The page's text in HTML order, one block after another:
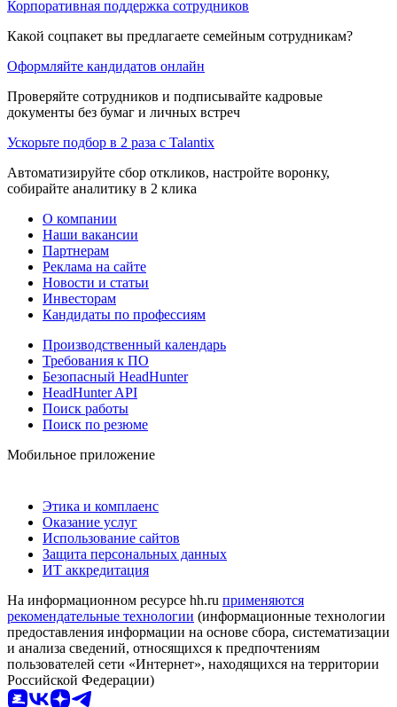
Корпоративная поддержка сотрудников
Какой соцпакет вы предлагаете семейным сотрудникам?
Оформляйте кандидатов онлайн
Проверяйте сотрудников и подписывайте кадровые
документы без бумаг и личных встреч
Ускорьте подбор в 2 раза с Talantix
Автоматизируйте сбор откликов, настройте воронку,
собирайте аналитику в 2 клика
О компании
Наши вакансии
Партнерам
Реклама на сайте
Новости и статьи
Инвесторам
Кандидаты по профессиям
Производственный календарь
Требования к ПО
Безопасный HeadHunter
HeadHunter API
Поиск работы
Поиск по резюме
Мобильное приложение
Этика и комплаенс
Оказание услуг
Использование сайтов
Защита персональных данных
ИТ аккредитация
На информационном ресурсе hh.ru применяются
рекомендательные технологии (информационные технологии
предоставления информации на основе сбора, систематизации
и анализа сведений, относящихся к предпочтениям
пользователей сети «Интернет», находящихся на территории
Российской Федерации)